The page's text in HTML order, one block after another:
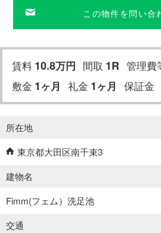
この物件を問い合
賃料 10.8万円 間取 1R 管理費
敷金 1 ヶ月 礼金 1 ヶ月 保証金
所在地
東京都大田区南千束3
建物名
Fimm(フェム）洗足池
交通